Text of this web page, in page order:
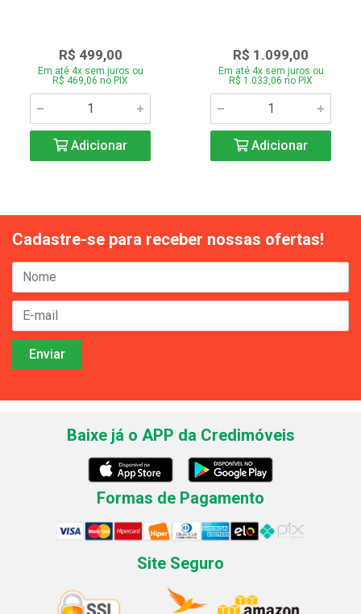
R$ 499,00
Em até 4x sem juros ou
R$ 469,06 no PIX
Adicionar
R$ 1.099,00
Em até 4x sem juros ou
R$ 1.033,06 no PIX
Adicionar
Cadastre-se para receber nossas ofertas!
Baixe já o APP da Credimóveis
Formas de Pagamento
Site Seguro